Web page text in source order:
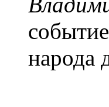
народа